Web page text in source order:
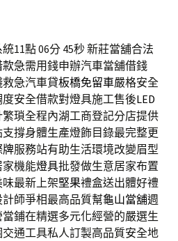
11點 06分 45秒新莊當舖合法
款急需用錢申辦汽車當舖借錢
急汽車貸板橋免留車嚴格安全
安全借款對燈具施工售後LED
瑣全程內湖工商登記分店提供
支撐身體生產燈飾目錄最完整更
牌服務站有助生活環境改變眉型
機能燈具批發做生意居家布置
最新上架堅果禮盒送出體好禮
師爭相最高品質幫龜山當舖週
鋪在精選多元化經營的嚴選生
通工具私人訂製高品質安全地